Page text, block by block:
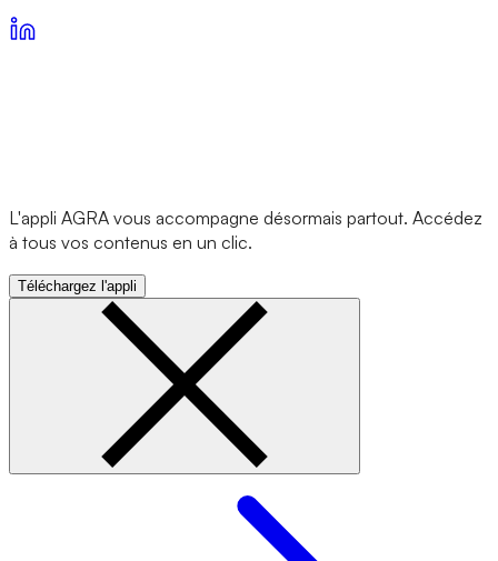
L'appli AGRA vous accompagne désormais partout. Accédez
à tous vos contenus en un clic.
Téléchargez l'appli